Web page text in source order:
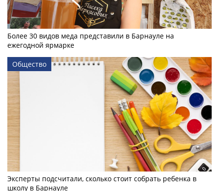
Более 30 видов меда представили в Барнауле на
ежегодной ярмарке
Общество
Эксперты подсчитали, сколько стоит собрать ребенка в
школу в Барнауле